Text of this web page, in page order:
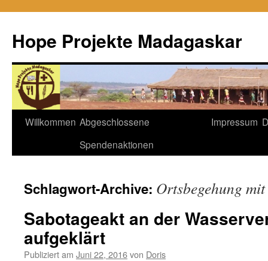
Hope Projekte Madagaskar
Zum
Willkommen Abgeschlossene
Spendenaktionen
Impressum
Schlagwort-Archive: Ortsbegehung
Sabotageakt an der
aufgeklärt
Publiziert am Juni 22, 2016von Doris